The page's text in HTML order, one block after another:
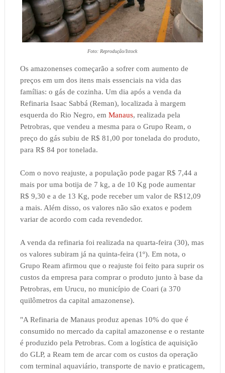
Foto: Reprodução/Istock
Os amazonenses começarão a sofrer com aumento de
preços em um dos itens mais essenciais na vida das
famílias: o gás de cozinha. Um dia após a venda da
Refinaria Isaac Sabbá (Reman), localizada à margem
esquerda do Rio Negro, em Manaus, realizada pela
Petrobras, que vendeu a mesma para o Grupo Ream, o
preço do gás subiu de R$ 81,00 por tonelada do produto,
para R$ 84 por tonelada.
Com o novo reajuste, a população pode pagar R$ 7,44 a
mais por uma botija de 7 kg, a de 10 Kg pode aumentar
R$ 9,30 e a de 13 Kg, pode receber um valor de R$12,09
a mais. Além disso, os valores não são exatos e podem
variar de acordo com cada revendedor.
A venda da refinaria foi realizada na quarta-feira (30), mas
os valores subiram já na quinta-feira (1º). Em nota, o
Grupo Ream afirmou que o reajuste foi feito para suprir os
custos da empresa para comprar o produto junto à base da
Petrobras, em Urucu, no município de Coari (a 370
quilômetros da capital amazonense).
"A Refinaria de Manaus produz apenas 10% do que é
consumido no mercado da capital amazonense e o restante
é produzido pela Petrobras. Com a logística de aquisição
do GLP, a Ream tem de arcar com os custos da operação
com terminal aquaviário, transporte de navio e praticagem,